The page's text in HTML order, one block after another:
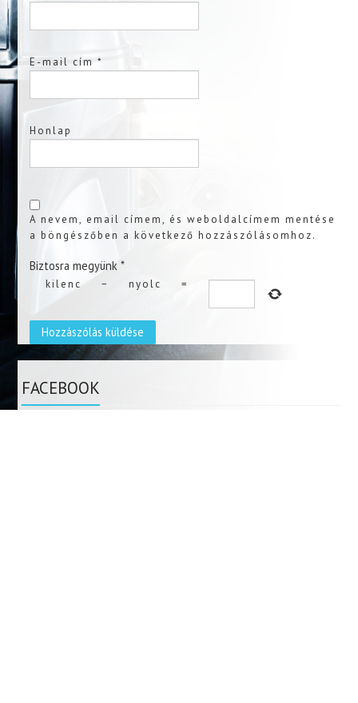
E-mail cím*
Honlap
A nevem, email címem, és weboldalcímem mentése
a böngészőben a következő hozzászólásomhoz.
Biztosra megyünk *
kilenc − nyolc =
FACEBOOK